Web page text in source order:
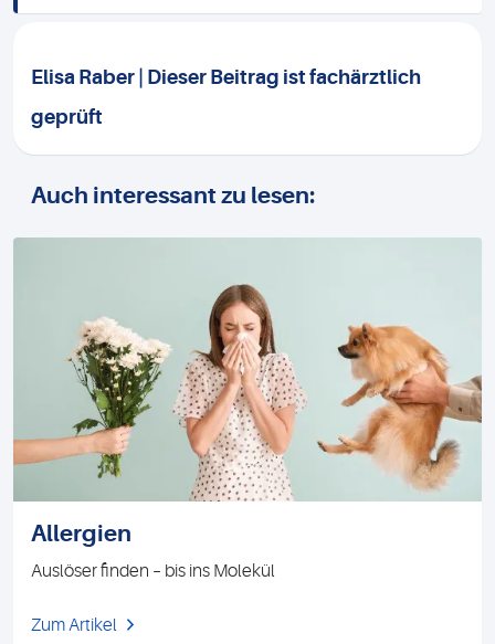
Elisa Raber | Dieser Beitrag ist fachärztlich
geprüft
Auch interessant zu lesen:
Allergien
Auslöser finden – bis ins Molekül
Zum Artikel